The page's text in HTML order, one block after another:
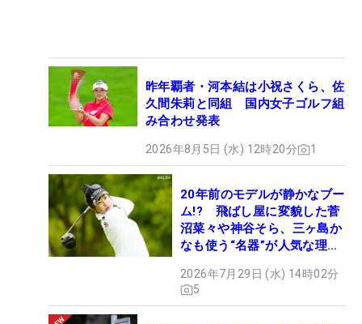
昨年覇者・河本結は小祝さくら、佐
久間朱莉と同組 国内女子ゴルフ組
み合わせ発表
2026年8月5日 (水) 12時20分 1
20年前のモデルが静かなブー
ム!? 飛ばし屋に変貌した菅
沼菜々や神谷そら、三ヶ島か
なも使う“名器”が人気な理由
ギア”】
2026年7月29日 (水) 14時02分
5